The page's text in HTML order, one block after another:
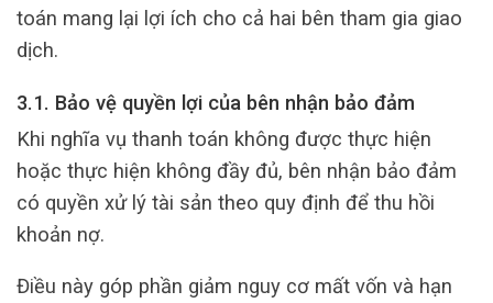
toán mang lại lợi ích cho cả hai bên tham gia giao
dịch.
3.1. Bảo vệ quyền lợi của bên nhận bảo đảm
Khi nghĩa vụ thanh toán không được thực hiện
hoặc thực hiện không đầy đủ, bên nhận bảo đảm
có quyền xử lý tài sản theo quy định để thu hồi
khoản nợ.
Điều này góp phần giảm nguy cơ mất vốn và hạn